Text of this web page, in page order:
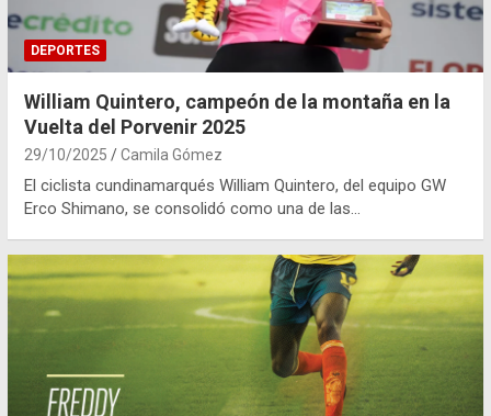
DEPORTES
William Quintero, campeón de la montaña en la
Vuelta del Porvenir 2025
29/10/2025 Camila Gómez
El ciclista cundinamarqués William Quintero, del equipo GW
Erco Shimano, se consolidó como una de las…